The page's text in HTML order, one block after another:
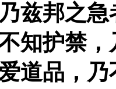
兹邦之
知护禁
道品，